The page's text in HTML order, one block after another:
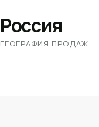
Россия
ГЕОГРАФИЯ ПРОДАЖ